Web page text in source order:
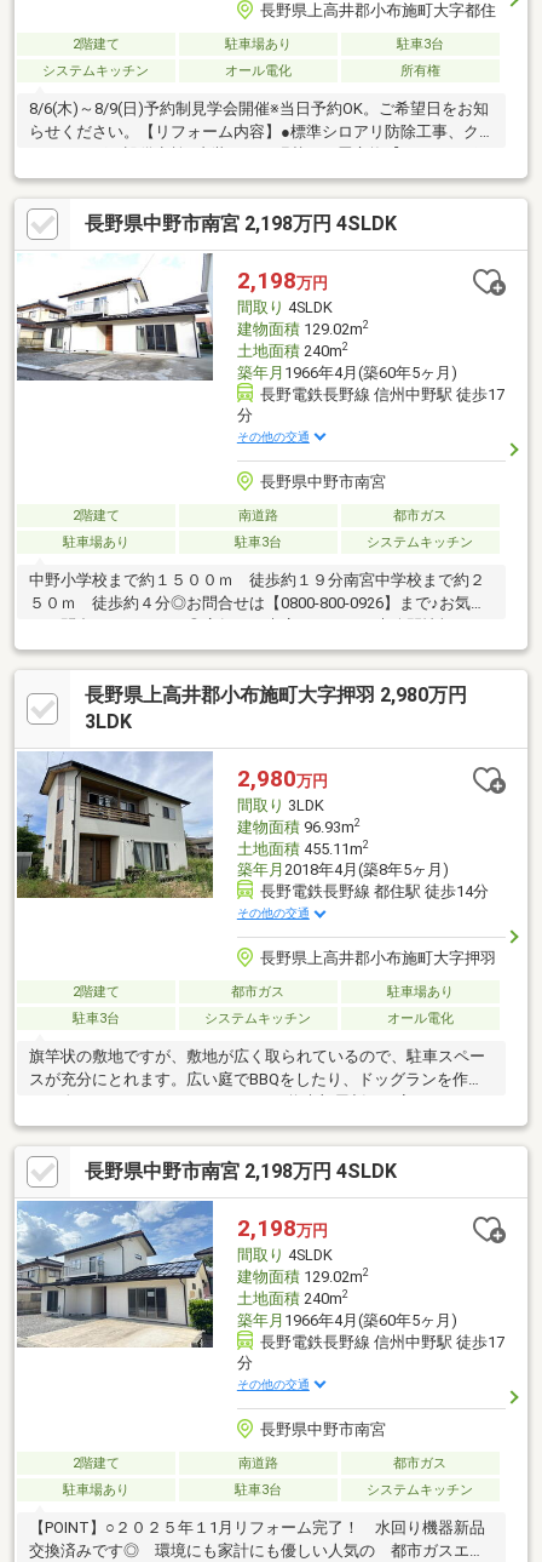
長野県上高井郡小布施町大字都住
2階建て 駐車場あり
駐車3台
システムキッチン
オール電化 所有権
8/6(木)～8/9(日)予約制見学会開催※当日予約OK。ご希望日をお知
らせください。【リフォーム内容】●標準シロアリ防除工事、ク
イント】・本物件は条件により住宅ローン減税が適用されま
す。・雨漏り、構造上主要な部分の欠陥や・腐食、給排水管の故
障や漏水についてお引渡しより２年間保証・シロアリ防除工事施
工後5年間保証・お客様に合わせたローンの組み方や金融機関をご
提案。住宅ローンが初めての方でもお気軽にご相談ください【周
辺施設】・小布施町立栗が丘小学校1700ｍ（徒歩22分）・小布施
町立小布施中学校18
長野県中野市南宮 2,198万円 4SLDK
2,198万円
間取り 4SLDK
建物面積129.02m2
土地面積240m2
築年月 1966年4月(築60年5ヶ月)
長野電鉄長野線 信州中野駅 徒歩17
分
その他の交通
長野県中野市南宮
2階建て 南道路
都市ガス
駐車場あり
駐車3台 システムキッチン
中野小学校まで約１５００ｍ 徒歩約１９分南宮中学校まで約２
５０ｍ 徒歩約４分◎お問合せは【0800-800-0926】まで♪お気軽
にお問合せください！◎店舗へご来店いただくと未公開情報をご
紹介できる場合がございます。 ご予約は【イエステーション長
野店】で検索☆当社は、宅地建物取引士によるご購入相談はもち
ろん、住宅ローンのご相談も承っております。支払っていける
か…、審査が通るか…など、住宅ローンのご心配ごとは当社へご相
長野県上高井郡小布施町大字押羽 2,980万円
3LDK
2,980万円
間取り 3LDK
建物面積96.93m2
土地面積455.11m2
築年月 2018年4月(築8年5ヶ月)
長野電鉄長野線 都住駅 徒歩14分
その他の交通
長野県上高井郡小布施町大字押羽
2階建て 都市ガス
駐車場あり
駐車3台
システムキッチン オール電化
旗竿状の敷地ですが、敷地が広く取られているので、駐車スペー
スが充分にとれます。広い庭でBBQをしたり、ドッグランを作り
にリフォームすることも可能です。居室各部屋にロフトもついて
おり、収納力◎現在売主様居住中の為、内見前のご来店相談から
承ります。お気軽にご相談下さい。
長野県中野市南宮 2,198万円 4SLDK
2,198万円
間取り 4SLDK
建物面積129.02m2
土地面積240m2
築年月 1966年4月(築60年5ヶ月)
長野電鉄長野線 信州中野駅 徒歩17
分
その他の交通
長野県中野市南宮
2階建て 南道路
都市ガス
駐車場あり
駐車3台 システムキッチン
【POINT】○２０２５年１1月リフォーム完了！ 水回り機器新品
交換済みです◎ 環境にも家計にも優しい人気の 都市ガスエリ